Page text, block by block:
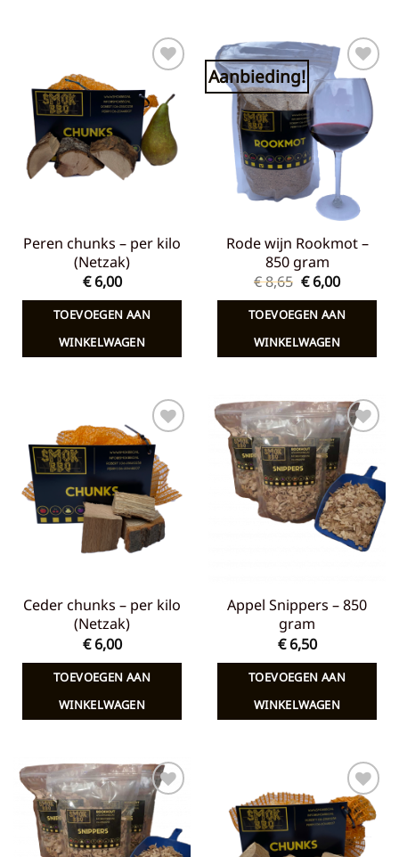
Toevoegen
aan
verlanglijst
Peren chunks – per kilo
(Netzak)
€6,00
TOEVOEGEN AAN
WINKELWAGEN
Aanbieding! Toevoegen
aan
verlanglijst
Rode wijn Rookmot –
850 gram
€8,65
prijs
was:
€ 8,65.
€6,00Huidige
is:
€ 6,00.
TOEVOEGEN AAN
WINKELWAGEN
Toevoegen
aan
verlanglijst
Ceder chunks – per kilo
(Netzak)
€6,00
TOEVOEGEN AAN
WINKELWAGEN
Toevoegen
aan
verlanglijst
Appel Snippers – 850
gram
€6,50
TOEVOEGEN AAN
WINKELWAGEN
Toevoegen
aan
verlanglijst
Toevoegen
aan
verlanglijst